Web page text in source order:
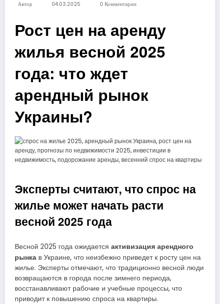
Автор 04.03.2025 0 Комментарии
Рост цен на аренду
жилья весной 2025
года: что ждет
арендный рынок
Украины?
Эксперты считают, что спрос на
жилье может начать расти
весной 2025 года
Весной 2025 года ожидается активизация арендного
рынка в Украине, что неизбежно приведет к росту цен на
жилье. Эксперты отмечают, что традиционно весной люди
возвращаются в города после зимнего периода,
восстанавливают рабочие и учебные процессы, что
приводит к повышению спроса на квартиры.